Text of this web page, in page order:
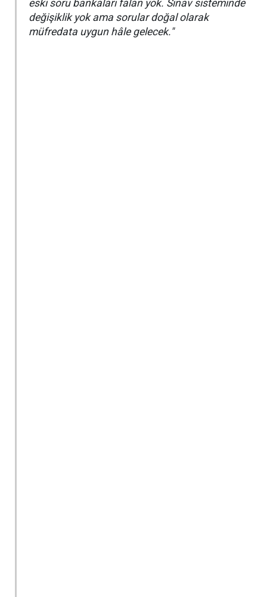
eski soru bankaları falan yok. Sınav sisteminde
değişiklik yok ama sorular doğal olarak
müfredata uygun hâle gelecek."